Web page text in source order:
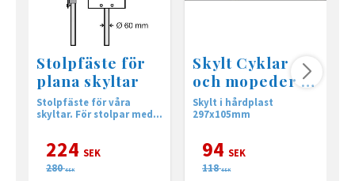
Stolpfäste för
plana skyltar
Stolpfäste för våra
skyltar. För stolpar med
224 SEK
280 SEK
Skylt Cyklar
och mopeder ej
parkeras här
Skylt i hårdplast
297x105mm
94 SEK
118 SEK